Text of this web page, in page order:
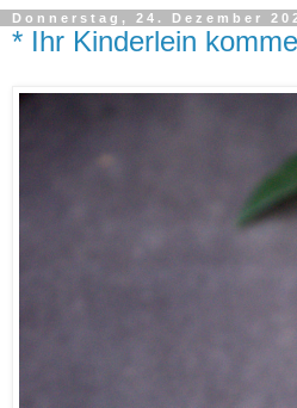
Donnerstag, 24. Dezember
* Ihr Kinderlein